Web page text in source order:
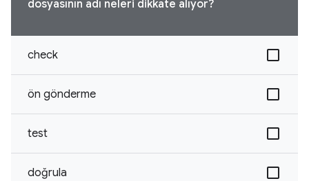
dosyasının adı neleri dikkate alıyor?
check
ön gönderme
test
doğrula